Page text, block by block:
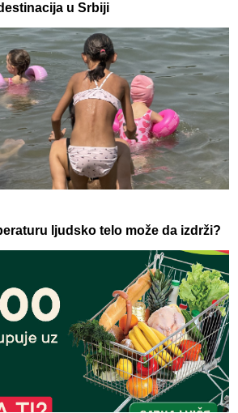
u Srbiji
ljudsko telo može da izdrži?